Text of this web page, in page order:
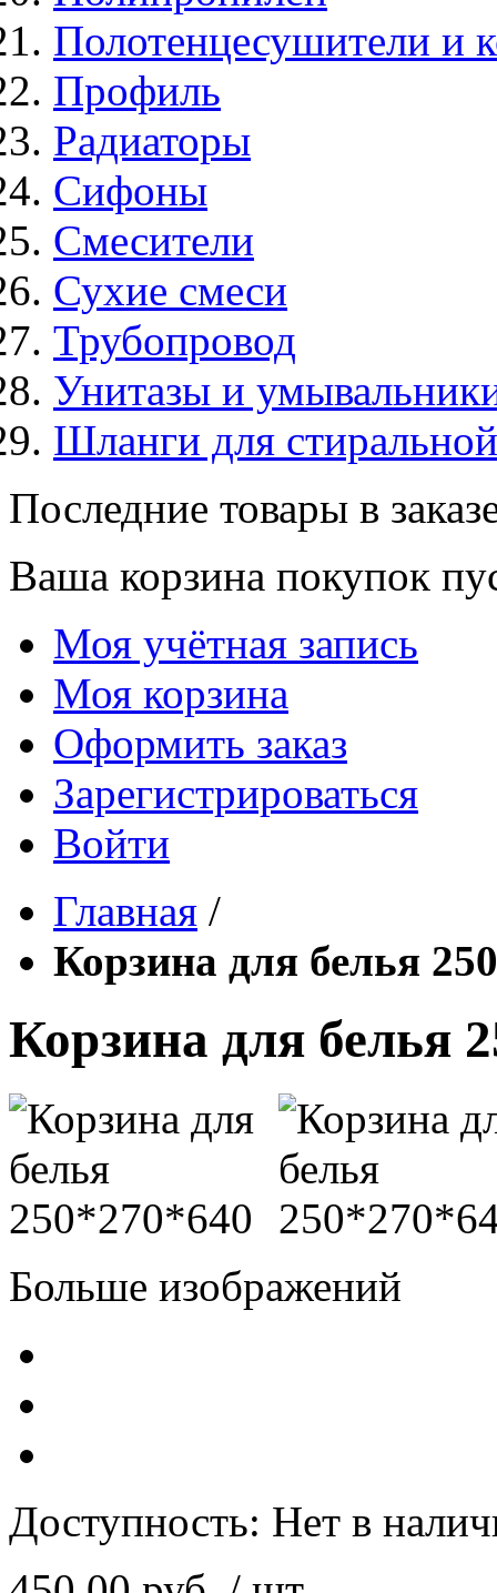
Полотенцесушители и
Профиль
Радиаторы
Сифоны
Смесители
Сухие смеси
Трубопровод
Унитазы и
Шланги для
Последние товары в
Ваша корзина покупок
Моя учётная запись
Моя корзина
Оформить заказ
Зарегистрироваться
Войти
Главная /
Корзина для белья
Корзина для белья
Больше изображений
Доступность: Нет в